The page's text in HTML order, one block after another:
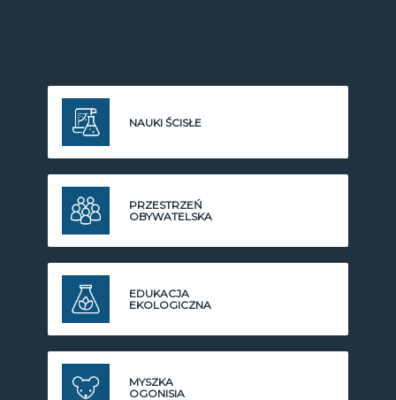
NAUKI ŚCISŁE
PRZESTRZEŃ
OBYWATELSKA
EDUKACJA
EKOLOGICZNA
MYSZKA
OGONISIA